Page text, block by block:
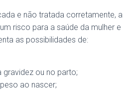
e não tratada corretamente, a
risco para a saúde da mulher e
as possibilidades de:
ou no parto;
ao nascer;